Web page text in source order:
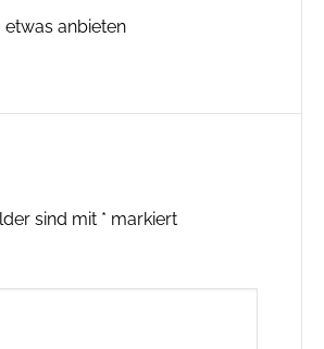
etwas anbieten
sind mit * markiert